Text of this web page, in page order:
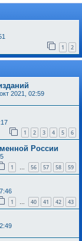
1 2
2021, 02:59
1 2 3 4 5 6
России
1 … 56 57 58 59
1 … 40 41 42 43